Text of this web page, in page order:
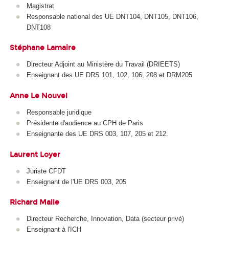
Magistrat
Responsable national des UE DNT104, DNT105, DNT106,
DNT108
Stéphane Lamaire
Directeur Adjoint au Ministère du Travail (DRIEETS)
Enseignant des UE DRS 101, 102, 106, 208 et DRM205
Anne Le Nouvel
Responsable juridique
Présidente d'audience au CPH de Paris
Enseignante des UE DRS 003, 107, 205 et 212.
Laurent Loyer
Juriste CFDT
Enseignant de l'UE DRS 003, 205
Richard Malle
Directeur Recherche, Innovation, Data (secteur privé)
Enseignant à l'ICH